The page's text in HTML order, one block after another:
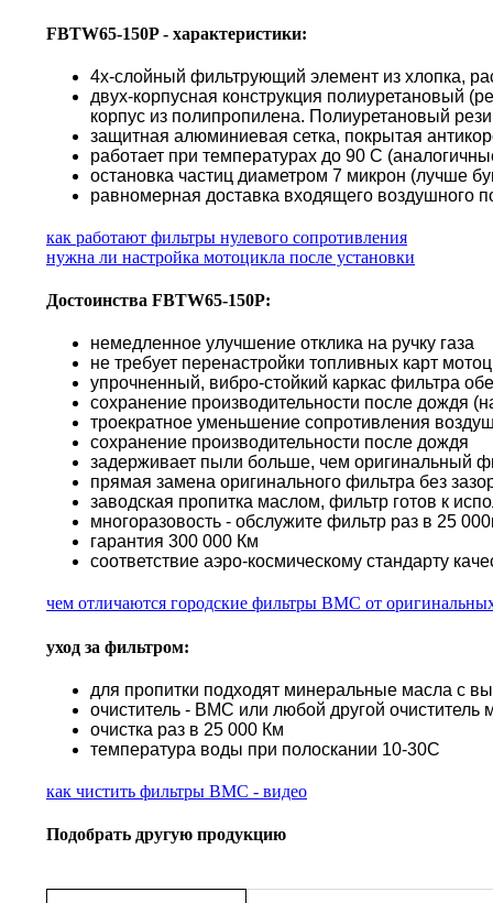
FBTW65-150P - характеристики:
4х-слойный фильтрующий элемент из хлопка,
двух-корпусная конструкция полиуретановый
корпус из полипропилена. Полиуретановый
защитная алюминиевая сетка, покрытая
работает при температурах до 90 С
остановка частиц диаметром 7 микрон (лучше
равномерная доставка входящего воздушного
как работают фильтры нулевого сопротивления
нужна ли настройка мотоцикла после установки
Достоинства FBTW65-150P:
немедленное улучшение отклика на ручку газа
не требует перенастройки топливных карт
упрочненный, вибро-стойкий каркас фильтра
сохранение производительности после дождя
троекратное уменьшение сопротивления
сохранение производительности после дождя
задерживает пыли больше, чем оригинальный
прямая замена оригинального фильтра без
заводская пропитка маслом, фильтр готов к
многоразовость - обслужите фильтр раз в 25
гарантия 300 000 Км
соответствие аэро-космическому стандарту
чем отличаются городские фильтры BMC от
уход за фильтром:
для пропитки подходят минеральные масла с
очиститель - BMC или любой другой
очистка раз в 25 000 Км
температура воды при полоскании 10-30С
как чистить фильтры BMC - видео
Подобрать другую продукцию